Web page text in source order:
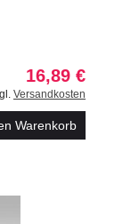
16,89 €
Versandkosten
Warenkorb